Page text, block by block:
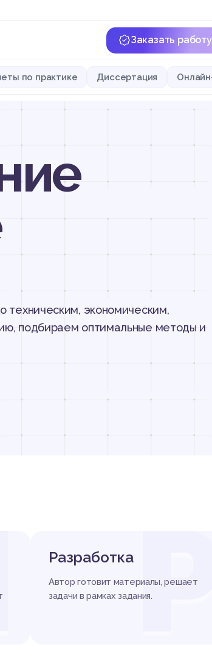
Заказать работу
по практике Диссертация
экономическим,
подбираем оптимальные методы и
Р
Разработка
Автор готовит материалы, решает
задачи в рамках задания.